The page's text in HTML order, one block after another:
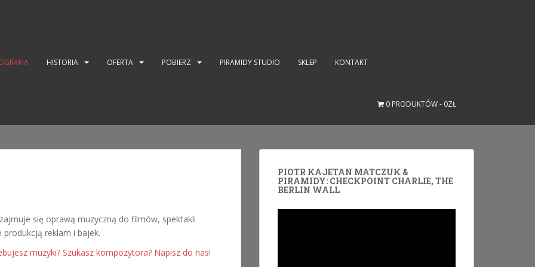
HISTORIA OFERTA POBIERZ PIRAMIDY STUDIO SKLEP KONTAKT
0 PRODUKTÓW 0ZŁ
się oprawą muzyczną do filmów, spektakli
reklam i bajek.
muzyki? Szukasz kompozytora? Napisz do nas!
PIOTR KAJETAN MATCZUK &
PIRAMIDY: CHECKPOINT CHARLIE, THE
BERLIN WALL